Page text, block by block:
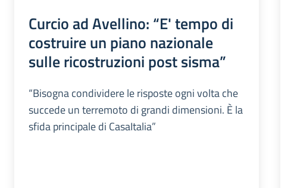
Curcio ad Avellino: “E' tempo di
costruire un piano nazionale
sulle ricostruzioni post sisma”
“Bisogna condividere le risposte ogni volta che
succede un terremoto di grandi dimensioni. È la
sfida principale di CasaItalia”